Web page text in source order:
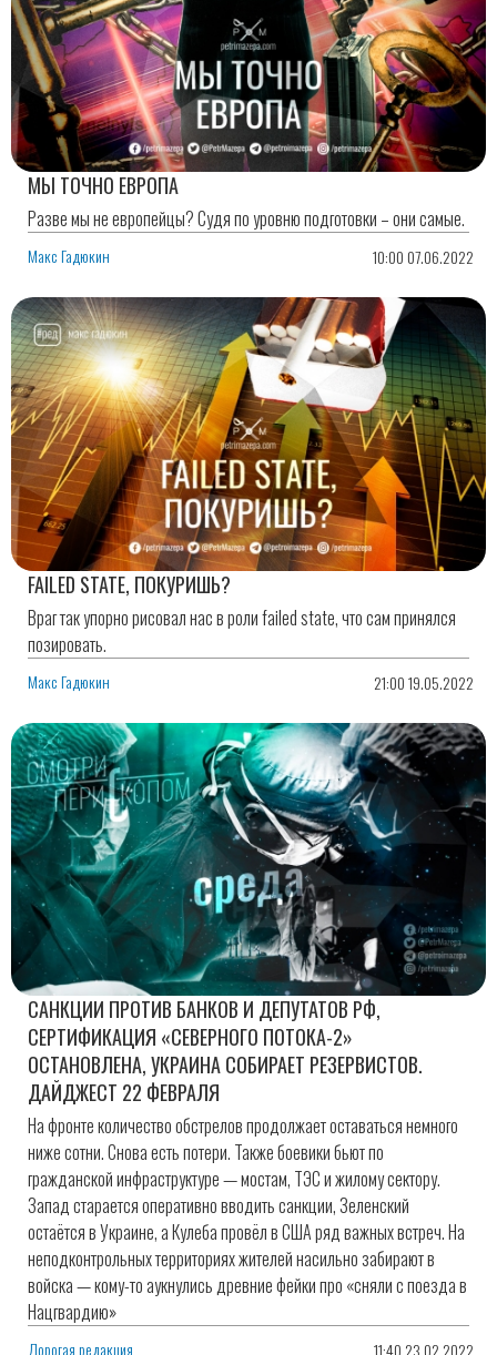
МЫ ТОЧНО ЕВРОПА
Разве мы не европейцы? Судя по уровню подготовки – они самые.
Макс Гадюкин 10:00 07.06.2022
FAILED STATE, ПОКУРИШЬ?
Враг так упорно рисовал нас в роли failed state, что сам принялся
позировать.
Макс Гадюкин 21:00 19.05.2022
САНКЦИИ ПРОТИВ БАНКОВ И ДЕПУТАТОВ РФ,
СЕРТИФИКАЦИЯ «СЕВЕРНОГО ПОТОКА-2»
ОСТАНОВЛЕНА, УКРАИНА СОБИРАЕТ РЕЗЕРВИСТОВ.
ДАЙДЖЕСТ 22 ФЕВРАЛЯ
На фронте количество обстрелов продолжает оставаться немного
ниже сотни. Снова есть потери. Также боевики бьют по
гражданской инфраструктуре — мостам, ТЭС и жилому сектору.
Запад старается оперативно вводить санкции, Зеленский
остаётся в Украине, а Кулеба провёл в США ряд важных встреч. На
неподконтрольных территориях жителей насильно забирают в
войска — кому-то аукнулись древние фейки про «сняли с поезда в
Нацгвардию»
Дорогая редакция